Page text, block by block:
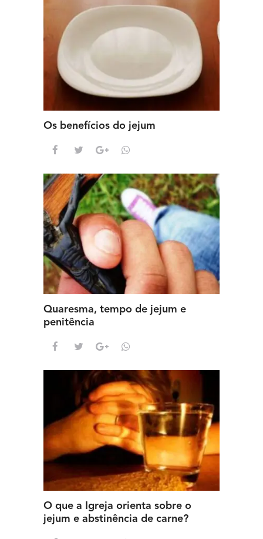
Os benefícios do jejum
Quaresma, tempo de jejum e
penitência
O que a Igreja orienta sobre o
jejum e abstinência de carne?